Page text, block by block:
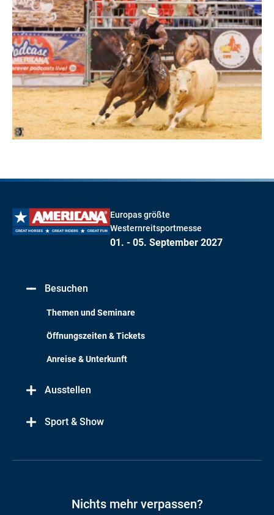
Europas größte
Westernreitsportmesse
01. - 05. September 2027
Besuchen
Themen und Seminare
Öffnungszeiten & Tickets
Anreise & Unterkunft
Ausstellen
Sport & Show
Nichts mehr verpassen?